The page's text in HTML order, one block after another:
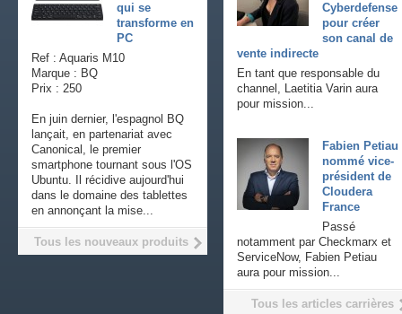
Cyberdefense
pour créer
son canal de
vente indirecte
En tant que responsable du
channel, Laetitia Varin aura
pour mission...
Fabien Petiau
nommé vice-
président de
Cloudera
France
Passé
notamment par Checkmarx et
ServiceNow, Fabien Petiau
aura pour mission...
Tous les articles carrières
qui se
transforme en
PC
Ref : Aquaris M10
Marque : BQ
Prix : 250
En juin dernier, l'espagnol BQ
lançait, en partenariat avec
Canonical, le premier
smartphone tournant sous l'OS
Ubuntu. Il récidive aujourd'hui
dans le domaine des tablettes
en annonçant la mise...
Tous les nouveaux produits